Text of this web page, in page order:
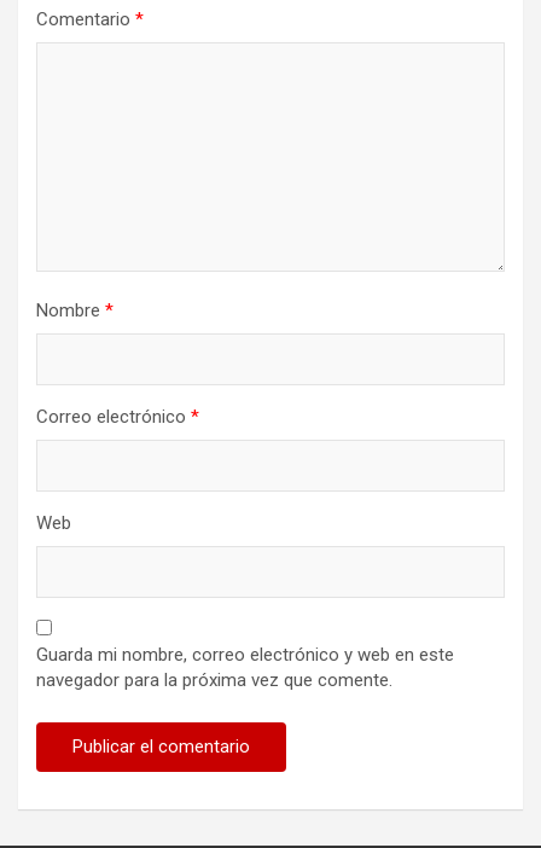
Comentario *
Nombre *
Correo electrónico *
Web
Guarda mi nombre, correo electrónico y web en este
navegador para la próxima vez que comente.